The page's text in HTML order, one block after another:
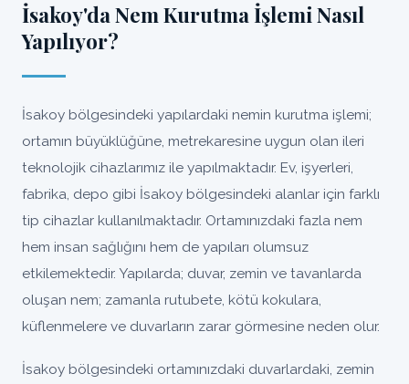
İsakoy'da Nem Kurutma İşlemi Nasıl
Yapılıyor?
İsakoy bölgesindeki yapılardaki nemin kurutma işlemi;
ortamın büyüklüğüne, metrekaresine uygun olan ileri
teknolojik cihazlarımız ile yapılmaktadır. Ev, işyerleri,
fabrika, depo gibi İsakoy bölgesindeki alanlar için farklı
tip cihazlar kullanılmaktadır. Ortamınızdaki fazla nem
hem insan sağlığını hem de yapıları olumsuz
etkilemektedir. Yapılarda; duvar, zemin ve tavanlarda
oluşan nem; zamanla rutubete, kötü kokulara,
küflenmelere ve duvarların zarar görmesine neden olur.
İsakoy bölgesindeki ortamınızdaki duvarlardaki, zemin